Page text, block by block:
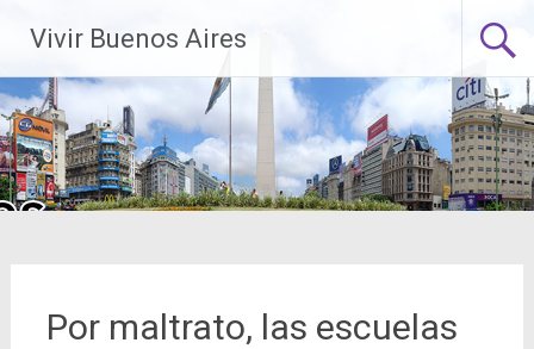
contenido
Vivir Buenos Aires
Por maltrato, las escuelas